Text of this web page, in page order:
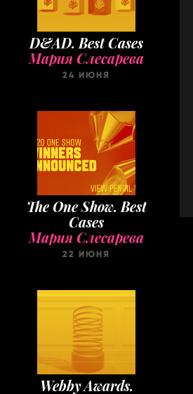
D&AD. Best Cases
Мария Слесарева
24 ИЮНЯ
The One Show. Best
Cases
Мария Слесарева
22 ИЮНЯ
Webby Awards.